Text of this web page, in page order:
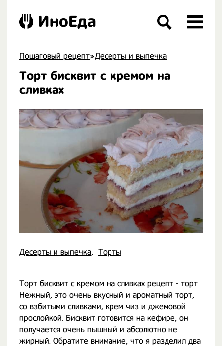
Пошаговый рецепт»Десерты и выпечка
Торт бисквит с кремом на
сливках
Десерты и выпечка Торты
Торт бисквит с кремом на сливках рецепт - торт
Нежный, это очень вкусный и ароматный торт,
со взбитыми сливками, крем чиз и джемовой
прослойкой. Бисквит готовится на кефире, он
получается очень пышный и абсолютно не
жирный. Обратите внимание, что я разделил два
ИноЕда